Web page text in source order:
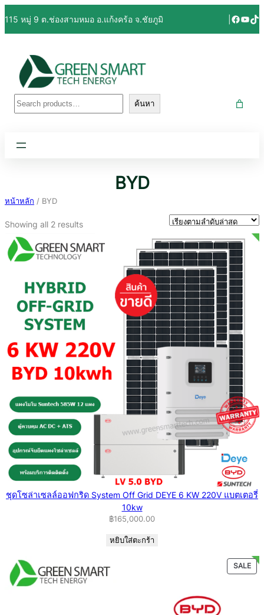
115 หมู่ 9 ต.ช่องสามหมอ อ.แก้งคร้อ จ.ชัยภูมิ
ค้นหา ค้นหา
BYD
หน้าหลัก / BYD
Showing all 2 resultsSorted
latest
ชุดโซล่าเซลล์ออฟกริด System Off Grid DEYE 6 KW 220V แบตเตอรี่
10kw
฿165,000.00
หยิบใส่ตะกร้า
SALE
ON